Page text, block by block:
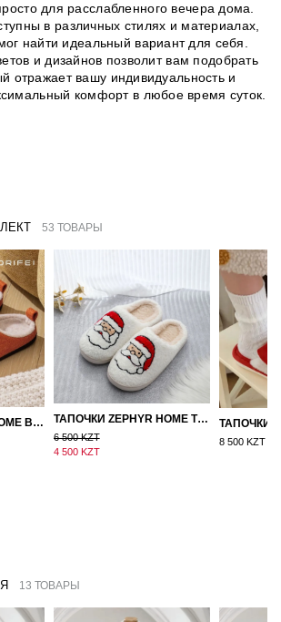
для расслабленного вечера дома.
в различных стилях и материалах,
найти идеальный вариант для себя.
и дизайнов позволит вам подобрать
отражает вашу индивидуальность и
комфорт в любое время суток.
53 ТОВАРЫ
ТАПОЧКИ ZEPHYR HOME ВОЙЛОК ОРАНЖЕВЫЙ ТАПОЧКИ ZEPHYR HOME ТЕДДИ ДЕД МОРОЗ NEW
6 500 KZT
4 500 KZT
8 500 KZT
13 ТОВАРЫ